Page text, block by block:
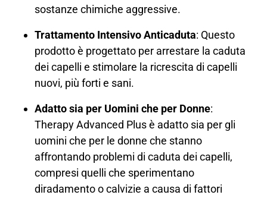
sostanze chimiche aggressive​.
Trattamento Intensivo Anticaduta: Questo
prodotto è progettato per arrestare la caduta
dei capelli e stimolare la ricrescita di capelli
nuovi, più forti e sani.
Adatto sia per Uomini che per Donne:
Therapy Advanced Plus è adatto sia per gli
uomini che per le donne che stanno
affrontando problemi di caduta dei capelli,
compresi quelli che sperimentano
diradamento o calvizie a causa di fattori